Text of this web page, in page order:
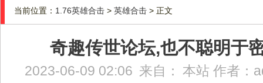
当前位置： 1.76英雄合击 > 英雄合击 > 正文
奇趣传世论坛,也不聪明于
2023-06-09 02:06 来自： 本站 作者：